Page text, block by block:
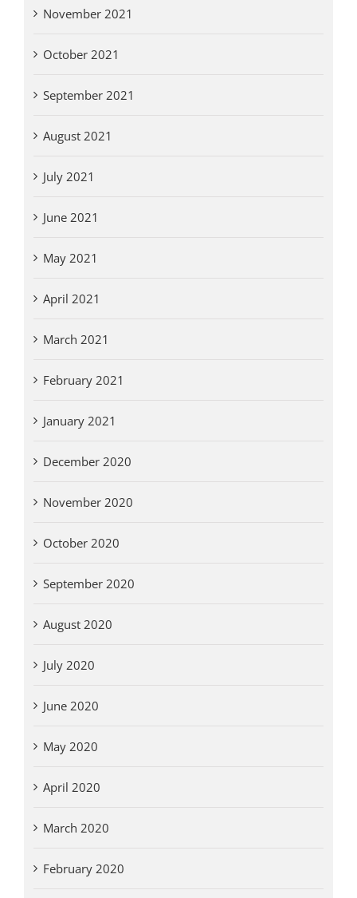
November 2021
October 2021
September 2021
August 2021
July 2021
June 2021
May 2021
April 2021
March 2021
February 2021
January 2021
December 2020
November 2020
October 2020
September 2020
August 2020
July 2020
June 2020
May 2020
April 2020
March 2020
February 2020